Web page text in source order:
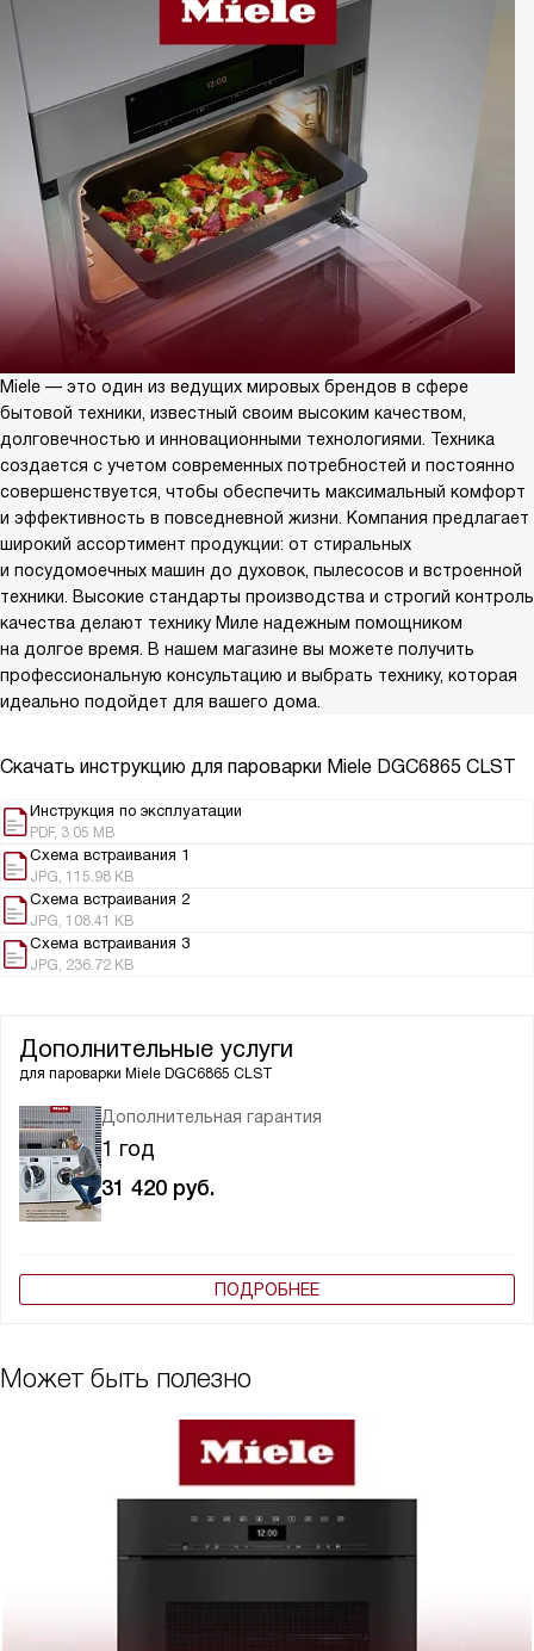
Miele — это один из ведущих мировых брендов в сфере
бытовой техники, известный своим высоким качеством,
долговечностью и инновационными технологиями. Техника
создается с учетом современных потребностей и постоянно
совершенствуется, чтобы обеспечить максимальный комфорт
и эффективность в повседневной жизни. Компания предлагает
широкий ассортимент продукции: от стиральных
и посудомоечных машин до духовок, пылесосов и встроенной
техники. Высокие стандарты производства и строгий контроль
качества делают технику Миле надежным помощником
на долгое время. В нашем магазине вы можете получить
профессиональную консультацию и выбрать технику, которая
идеально подойдет для вашего дома.
Скачать инструкцию для пароварки Miele DGC6865 CLST
Инструкция по эксплуатации
PDF, 3.05 MB
Схема встраивания 1
JPG, 115.98 KB
Схема встраивания 2
JPG, 108.41 KB
Схема встраивания 3
JPG, 236.72 KB
Дополнительные услуги
для пароварки Miele DGC6865 CLST
Дополнительная гарантия
1 год
31 420 руб.
ПОДРОБНЕЕ
Может быть полезно